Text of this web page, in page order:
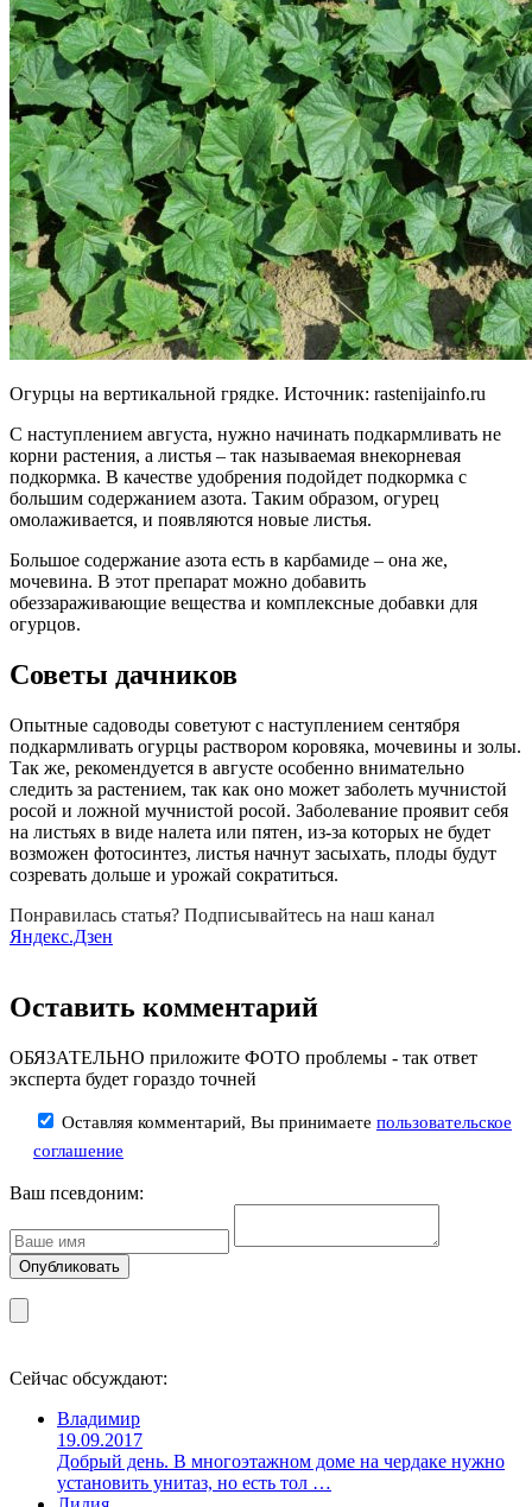
Огурцы на вертикальной грядке. Источник: rastenijainfo.ru
С наступлением августа, нужно начинать подкармливать не
корни растения, а листья – так называемая внекорневая
подкормка. В качестве удобрения подойдет подкормка с
большим содержанием азота. Таким образом, огурец
омолаживается, и появляются новые листья.
Большое содержание азота есть в карбамиде – она же,
мочевина. В этот препарат можно добавить
обеззараживающие вещества и комплексные добавки для
огурцов.
Советы дачников
Опытные садоводы советуют с наступлением сентября
подкармливать огурцы раствором коровяка, мочевины и золы.
Так же, рекомендуется в августе особенно внимательно
следить за растением, так как оно может заболеть мучнистой
росой и ложной мучнистой росой. Заболевание проявит себя
на листьях в виде налета или пятен, из-за которых не будет
возможен фотосинтез, листья начнут засыхать, плоды будут
созревать дольше и урожай сократиться.
Понравилась статья? Подписывайтесь на наш канал
Яндекс.Дзен
Оставить комментарий
ОБЯЗАТЕЛЬНО приложите ФОТО проблемы - так ответ
эксперта будет гораздо точней
Оставляя комментарий, Вы принимаете пользовательское
соглашение
Ваш псевдоним:
Сейчас обсуждают:
Владимир
19.09.2017
Добрый день. В многоэтажном доме на чердаке нужно
установить унитаз, но есть тол …